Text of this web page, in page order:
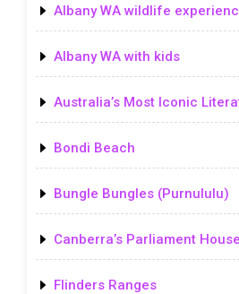
Albany WA wildlife
Albany WA with kids
Australia’s Most Iconic
Bondi Beach
Bungle Bungles (Purnululu)
Canberra’s Parliament House
Flinders Ranges